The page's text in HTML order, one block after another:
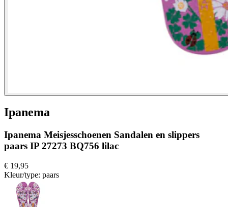
Ipanema
Ipanema Meisjesschoenen Sandalen en slippers
paars IP 27273 BQ756 lilac
€ 19,95
Kleur/type: paars